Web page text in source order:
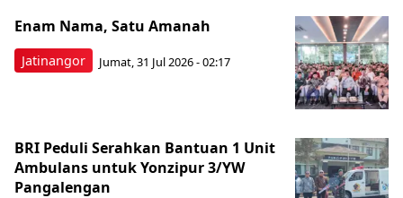
Jatinangor
Enam Nama, Satu Amanah
Jumat, 31 Jul 2026 - 02:17
BRI Peduli Serahkan Bantuan 1 Unit
Ambulans untuk Yonzipur 3/YW
Pangalengan